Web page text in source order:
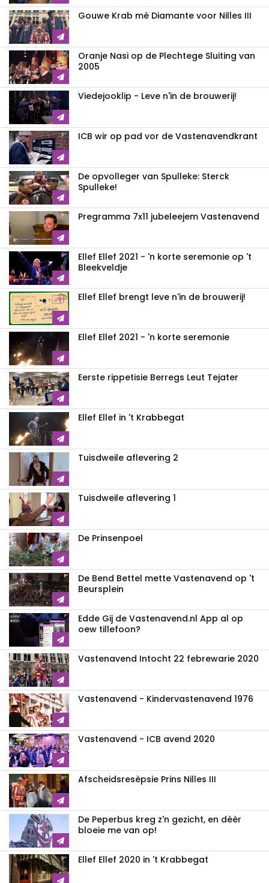
Gouwe Krab mè Diamante voor Nilles III
Oranje Nasi op de Plechtege Sluiting van
2005
Viedejooklip - Leve n'in de brouwerij!
ICB wir op pad vor de Vastenavendkrant
De opvolleger van Spulleke: Sterck
Spulleke!
Pregramma 7x11 jubeleejem Vastenavend
Ellef Ellef 2021 - 'n korte seremonie op 't
Bleekveldje
Ellef Ellef brengt leve n'in de brouwerij!
Ellef Ellef 2021 - 'n korte seremonie
Eerste rippetisie Berregs Leut Tejater
Ellef Ellef in 't Krabbegat
Tuisdweile aflevering 2
Tuisdweile aflevering 1
De Prinsenpoel
De Bend Bettel mette Vastenavend op 't
Beursplein
Edde Gij de Vastenavend.nl App al op
oew tillefoon?
Vastenavend Intocht 22 febrewarie 2020
Vastenavend - Kindervastenavend 1976
Vastenavend - ICB avend 2020
Afscheidsresèpsie Prins Nilles III
De Peperbus kreg z'n gezicht, en dèèr
bloeie me van op!
Ellef Ellef 2020 in 't Krabbegat